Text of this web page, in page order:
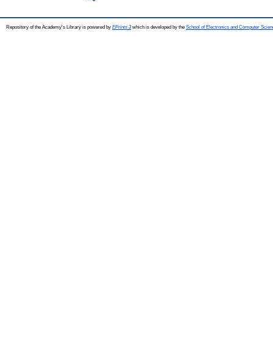
Repository of the Academy's Library is powered by EPrints 3which is developed by the School of Electronics and Computer